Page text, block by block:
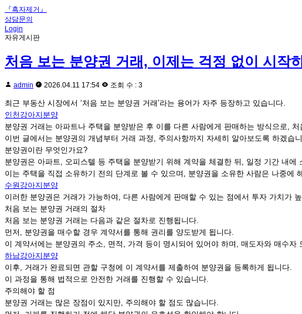
『흑자제거』
상담문의
Login
자유게시판
처음 보는 분양권 거래, 이제는 걱정 없이 시작
admin 2026.04.11 17:54 조회 수 : 3
최근 부동산 시장에서 ‘처음 보는 분양권 거래’라는 용어가 자주 등장하고 있습니다.
인천강아지분양
분양권 거래는 아파트나 주택을 분양받은 후 이를 다른 사람에게 판매하는 방식으로,
이번 글에서는 분양권의 개념부터 거래 과정, 주의사항까지 자세히 알아보도록 하겠습
분양권이란 무엇인가요?
분양권은 아파트, 오피스텔 등 주택을 분양받기 위해 계약을 체결한 뒤, 일정 기간 내에
이는 주택을 직접 소유하기 전의 단계로 볼 수 있으며, 분양권을 소유한 사람은 나중에
수원강아지분양
이러한 분양권은 거래가 가능하여, 다른 사람에게 판매할 수 있는 점에서 투자 가치가
처음 보는 분양권 거래의 절차
처음 보는 분양권 거래는 다음과 같은 절차로 진행됩니다.
먼저, 분양권을 매수할 경우 계약서를 통해 권리를 양도받게 됩니다.
이 계약서에는 분양권의 주소, 면적, 가격 등이 명시되어 있어야 하며, 매도자와 매수자
하남강아지분양
이후, 거래가 완료되면 관할 구청에 이 계약서를 제출하여 분양권을 등록하게 됩니다.
이 과정을 통해 법적으로 안전한 거래를 진행할 수 있습니다.
주의해야 할 점
분양권 거래는 많은 장점이 있지만, 주의해야 할 점도 많습니다.